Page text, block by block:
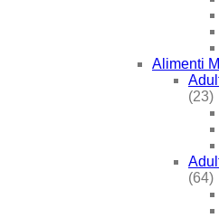
Alimenti
(23)
(64)